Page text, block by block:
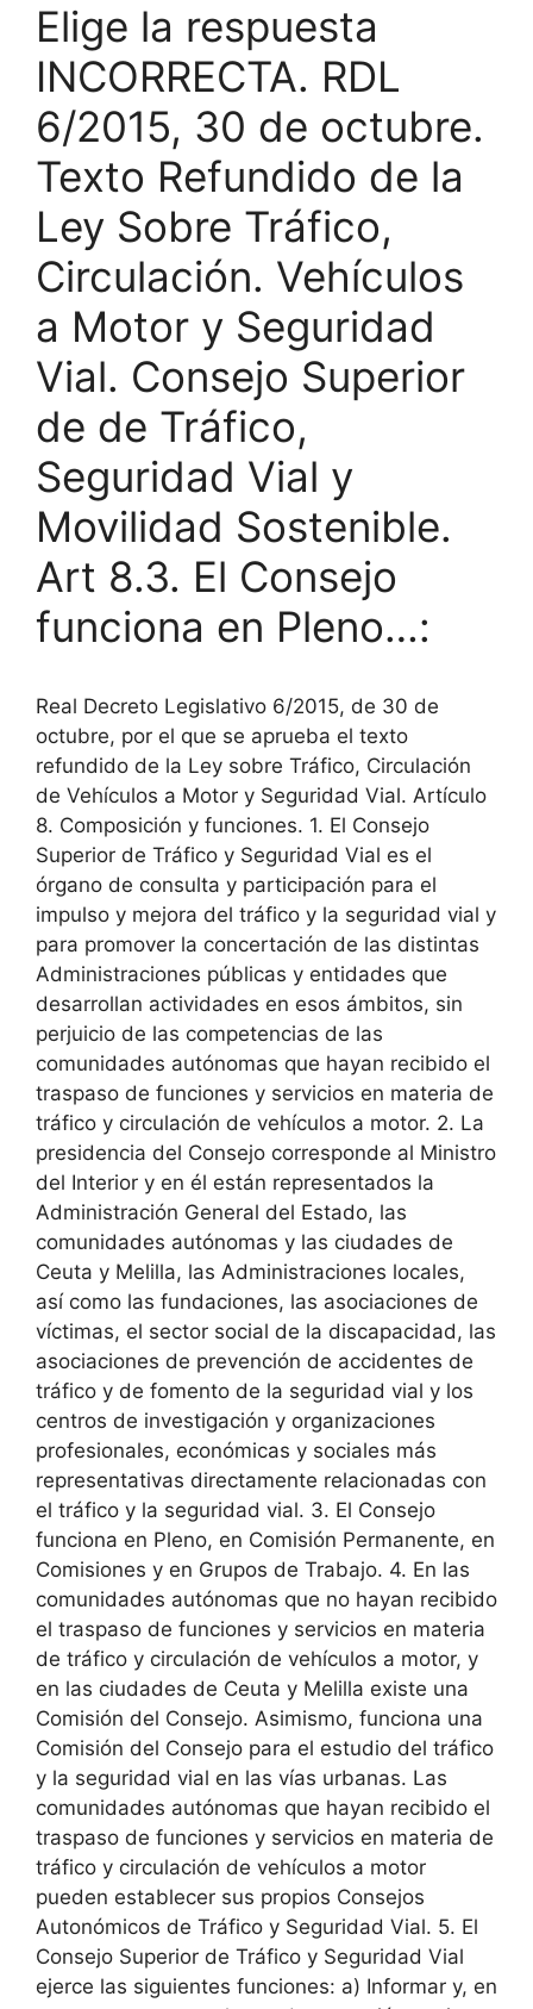
Elige la respuesta
INCORRECTA. RDL
6/2015, 30 de octubre.
Texto Refundido de la
Ley Sobre Tráfico,
Circulación. Vehículos
a Motor y Seguridad
Vial. Consejo Superior
de de Tráfico,
Seguridad Vial y
Movilidad Sostenible.
Art 8.3. El Consejo
funciona en Pleno…:
Real Decreto Legislativo 6/2015, de 30 de
octubre, por el que se aprueba el texto
refundido de la Ley sobre Tráfico, Circulación
de Vehículos a Motor y Seguridad Vial. Artículo
8. Composición y funciones. 1. El Consejo
Superior de Tráfico y Seguridad Vial es el
órgano de consulta y participación para el
impulso y mejora del tráfico y la seguridad vial y
para promover la concertación de las distintas
Administraciones públicas y entidades que
desarrollan actividades en esos ámbitos, sin
perjuicio de las competencias de las
comunidades autónomas que hayan recibido el
traspaso de funciones y servicios en materia de
tráfico y circulación de vehículos a motor. 2. La
presidencia del Consejo corresponde al Ministro
del Interior y en él están representados la
Administración General del Estado, las
comunidades autónomas y las ciudades de
Ceuta y Melilla, las Administraciones locales,
así como las fundaciones, las asociaciones de
víctimas, el sector social de la discapacidad, las
asociaciones de prevención de accidentes de
tráfico y de fomento de la seguridad vial y los
centros de investigación y organizaciones
profesionales, económicas y sociales más
representativas directamente relacionadas con
el tráfico y la seguridad vial. 3. El Consejo
funciona en Pleno, en Comisión Permanente, en
Comisiones y en Grupos de Trabajo. 4. En las
comunidades autónomas que no hayan recibido
el traspaso de funciones y servicios en materia
de tráfico y circulación de vehículos a motor, y
en las ciudades de Ceuta y Melilla existe una
Comisión del Consejo. Asimismo, funciona una
Comisión del Consejo para el estudio del tráfico
y la seguridad vial en las vías urbanas. Las
comunidades autónomas que hayan recibido el
traspaso de funciones y servicios en materia de
tráfico y circulación de vehículos a motor
pueden establecer sus propios Consejos
Autonómicos de Tráfico y Seguridad Vial. 5. El
Consejo Superior de Tráfico y Seguridad Vial
ejerce las siguientes funciones: a) Informar y, en